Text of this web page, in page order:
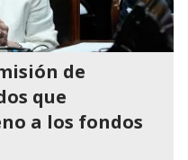
de
que
a los fondos